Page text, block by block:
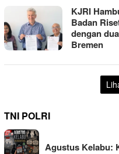
KJRI
Badan
dengan
Bremen
TNI POLRI
Agustus Kelabu: